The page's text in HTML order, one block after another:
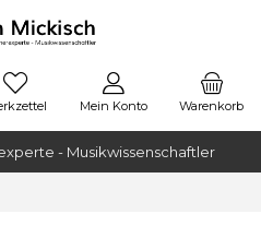
- Musikwissenschaftler
Warenkorb
Mein Konto